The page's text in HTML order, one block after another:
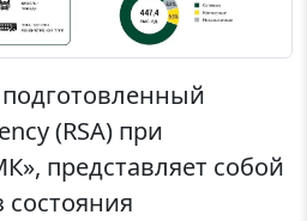
(RSA) при
представляет собой